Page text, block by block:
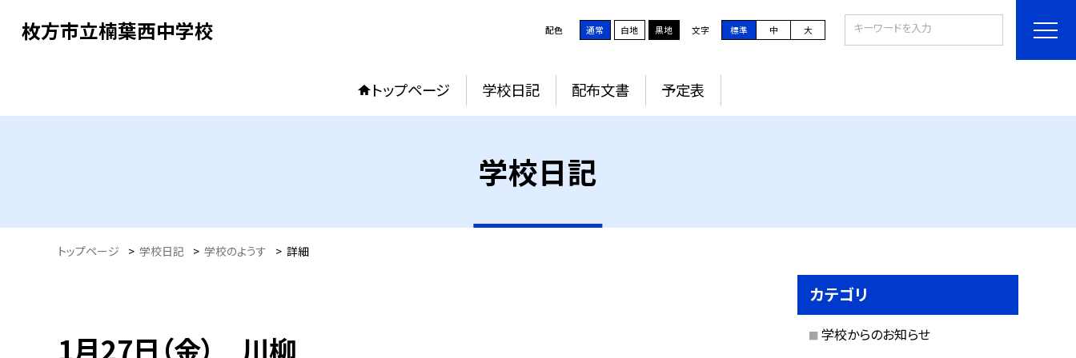
枚方市立楠葉西中学校 配色 通常 白地 黒地 文字 標準 中 大
トップページ 学校日記 配布文書 予定表
学校日記
トップページ > 学校日記 > 学校のようす > 詳細
1月27日（金） 川柳
カテゴリ
学校からのお知らせ